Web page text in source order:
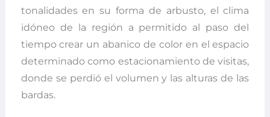
tonalidades en su forma de arbusto, el clima
idóneo de la región a permitido al paso del
tiempo crear un abanico de color en el espacio
determinado como estacionamiento de visitas,
donde se perdió el volumen y las alturas de las
bardas.